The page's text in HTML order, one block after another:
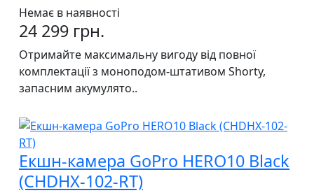
Немає в наявності
24 299 грн.
Отримайте максимальну вигоду від повної
комплектації з моноподом-штативом Shorty,
запасним акумулято..
Екшн-камера GoPro HERO10 Black
(CHDHX-102-RT)